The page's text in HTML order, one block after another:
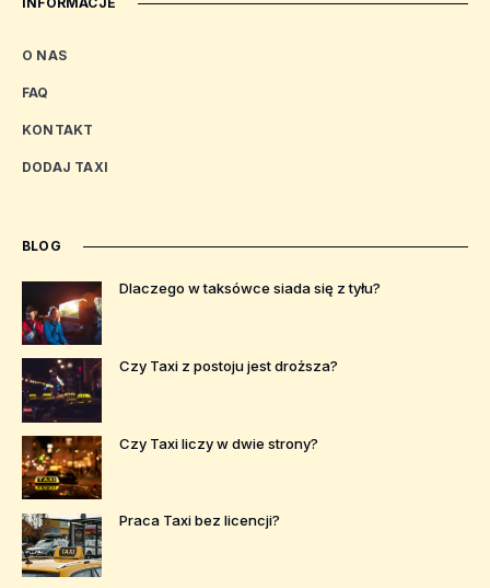
O NAS
FAQ
KONTAKT
DODAJ TAXI
BLOG
Dlaczego w taksówce siada się z tyłu?
Czy Taxi z postoju jest droższa?
Czy Taxi liczy w dwie strony?
Praca Taxi bez licencji?